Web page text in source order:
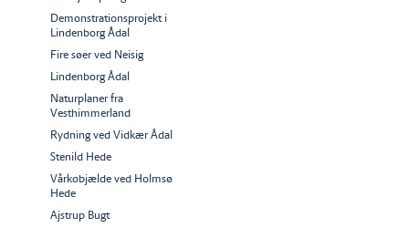
Demonstrationsprojekt i
Lindenborg Ådal
Fire søer ved Neisig
Lindenborg Ådal
Naturplaner fra
Vesthimmerland
Rydning ved Vidkær Ådal
Stenild Hede
Vårkobjælde ved Holmsø
Hede
Ajstrup Bugt